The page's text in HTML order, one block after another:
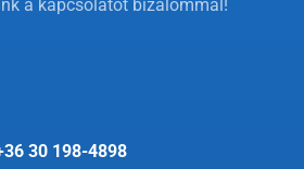
a kapcsolatot bizalommal!
30 198-4898